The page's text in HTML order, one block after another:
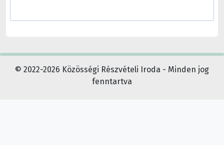
© 2022-2026 Közösségi Részvételi Iroda - Minden jog
fenntartva